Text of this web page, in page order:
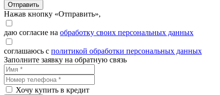
Отправить
Нажав кнопку «Отправить»,
даю согласие на обработку своих персональных данных
соглашаюсь с политикой обработки персональных данных
Заполните заявку на обратную связь
Хочу купить в кредит